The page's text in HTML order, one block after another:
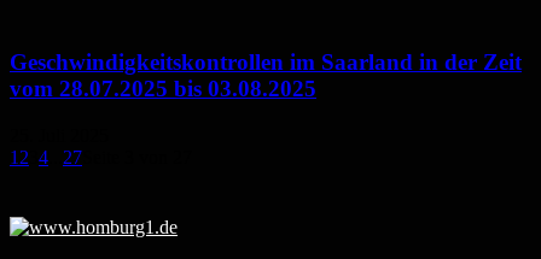
Geschwindigkeitskontrollen im Saarland in der Zeit
vom 28.07.2025 bis 03.08.2025
1 2 4 27